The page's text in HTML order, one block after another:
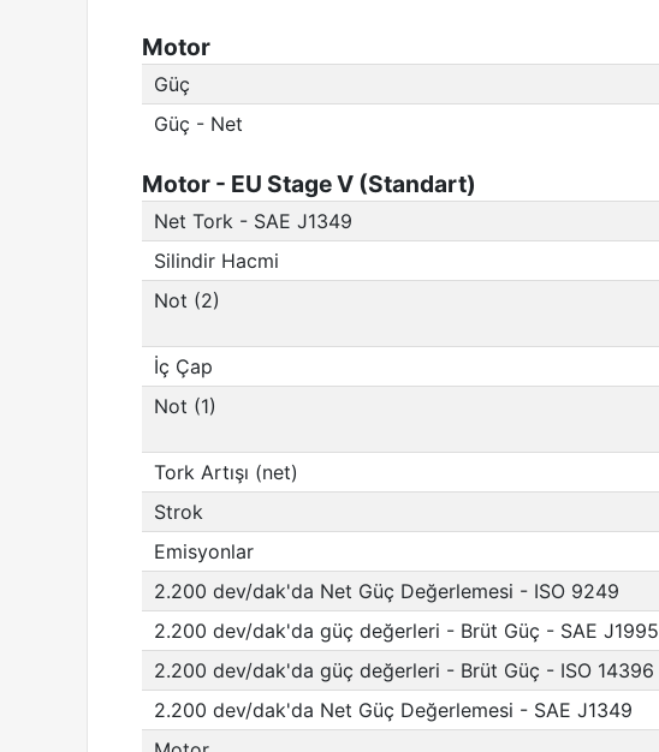
Motor
Güç
Güç - Net
Motor - EU Stage V (Standart)
Net Tork - SAE J1349
Silindir Hacmi
Not (2)
İç Çap
Not (1)
Tork Artışı (net)
Strok
Emisyonlar
2.200 dev/dak'da Net Güç Değerlemesi - ISO 9249
2.200 dev/dak'da güç değerleri - Brüt Güç - SAE J1995
2.200 dev/dak'da güç değerleri - Brüt Güç - ISO 14396
2.200 dev/dak'da Net Güç Değerlemesi - SAE J1349